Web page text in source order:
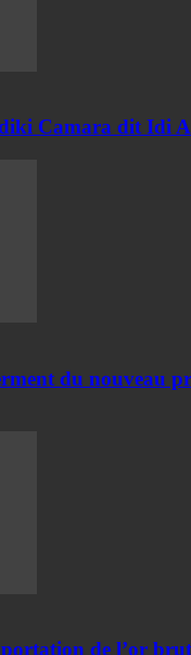
Camara dit Idi
du nouveau
de l’or brut